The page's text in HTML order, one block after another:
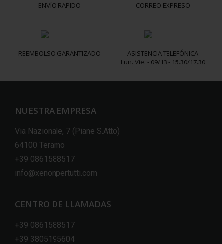
ENVÍO RAPIDO CORREO EXPRESO
REEMBOLSO GARANTIZADO
ASISTENCIA TELEFÓNICA
Lun. Vie. - 09/13 - 15.30/17.30
NUESTRA EMPRESA
Via Nazionale, 7 (Piane S.Atto)
64100 Teramo
+39 0861588517
info@xenonpertutti.com
CENTRO DE LLAMADAS
+39 0861588517
+39 3805195604